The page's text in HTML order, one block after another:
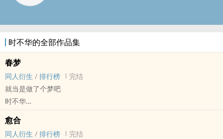
时不华的全部作品集
春梦
同人衍生 / 排行榜
完结
就当是做了个梦吧
时不华
BL - 短篇 - 完结
愈合
同人衍生 / 排行榜
完结